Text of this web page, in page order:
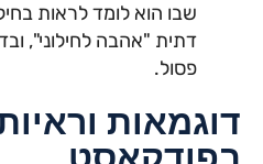
שבו הוא לומד לראות
דתית "אהבה לחילוני",
פסול.
דוגמאות